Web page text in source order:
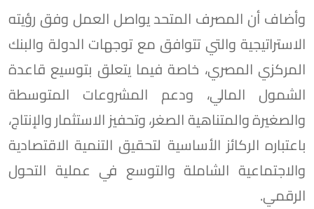
وأضاف أن المصرف المتحد يواصل العمل وفق رؤيته
الاستراتيجية والتي تتوافق مع توجهات الدولة والبنك
المركزي المصري، خاصة فيما يتعلق بتوسيع قاعدة
الشمول المالي، ودعم المشروعات المتوسطة
والصغيرة والمتناهية الصغر، وتحفيز الاستثمار والإنتاج،
باعتباره الركائز الأساسية لتحقيق التنمية الاقتصادية
والاجتماعية الشاملة والتوسع في عملية التحول
الرقمي.